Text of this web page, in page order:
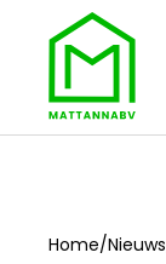
Home/Nieuws